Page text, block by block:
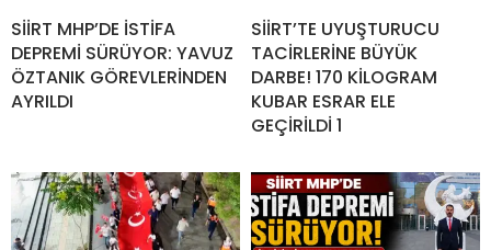
SİİRT MHP’DE İSTİFA
DEPREMİ SÜRÜYOR: YAVUZ
ÖZTANIK GÖREVLERİNDEN
AYRILDI
SİİRT’TE UYUŞTURUCU
TACİRLERİNE BÜYÜK
DARBE! 170 KİLOGRAM
KUBAR ESRAR ELE
GEÇİRİLDİ 1